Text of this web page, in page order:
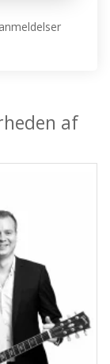
anmeldelser
af